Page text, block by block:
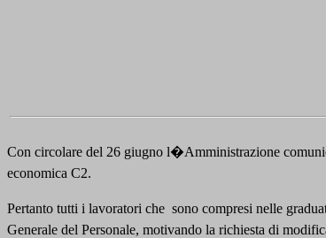
Con circolare del 26 giugno l�Amministrazione
economica C2.
Pertanto tutti i lavoratori che sono compresi nelle
Generale del Personale, motivando la richiesta di